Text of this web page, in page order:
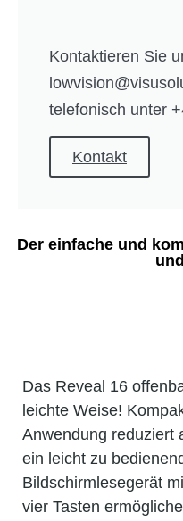
Kontaktieren Sie
telefonisch unter
Kontakt
Der einfache und
Das Reveal 16
leichte Weise!
Anwendung reduziert
ein leicht zu
Bildschirmlesegerät
vier Tasten